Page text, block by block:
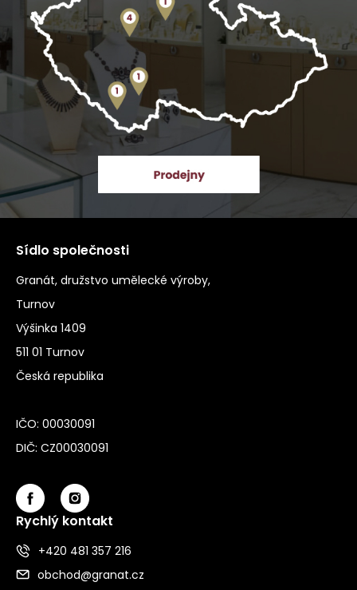
Sídlo společnosti
Granát, družstvo umělecké výroby,
Turnov
Výšinka 1409
511 01 Turnov
Česká republika
IČO: 00030091
DIČ: CZ00030091
Rychlý kontakt
+420 481 357 216
obchod@granat.cz